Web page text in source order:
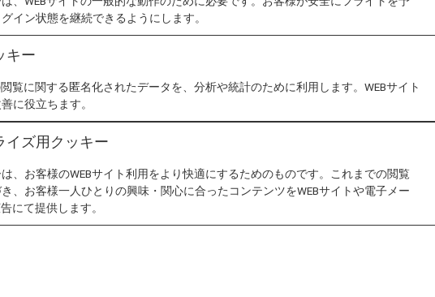
た「世界環境デー」です。
持続可能な社会の実現と企業価値向上を目指し、「環境（
に配慮したESG経営を推進しています。
中長期目標を設定し、2021年8月に発足した「ANA Future
ループとしての一体感のある取り組みに発展させ、SDGsの達
の各取り組みを振り返ってみましょう。
航で発生するCO₂排出量を
イン状態を継続できるようにします。
キー
閲覧に関する匿名化されたデータを、分析や統計のために利用します。WEBサイト
に役立ちます。
イズ用クッキー
、お客様のWEBサイト利用をより快適にするためのものです。これまでの閲覧
、お客様一人ひとりの興味・関心に合ったコンテンツをWEBサイトや電子メー
にて提供します。